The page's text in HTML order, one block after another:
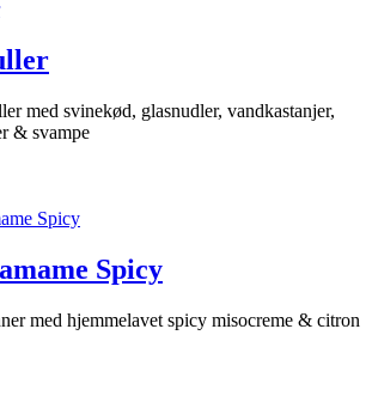
med svinekød, glasnudler, vandkastanjer,
& svampe
Spicy
med hjemmelavet spicy misocreme & citron